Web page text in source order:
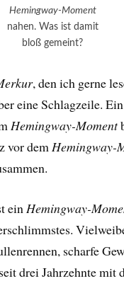
Hemingway-Moment
nahen. Was ist damit
bloß gemeint?
, den ich gerne
eine Schlagzeile.
Hemingway-Moment
vor demHemingway-
ein Hemingway-
scharfe
drei Jahrzehnte mit